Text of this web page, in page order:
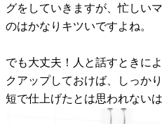
グをしていきますが、忙しい
のはかなりキツいですよね。
でも大丈夫！人と話すときに
クアップしておけば、しっか
短で仕上げたとは思われないは